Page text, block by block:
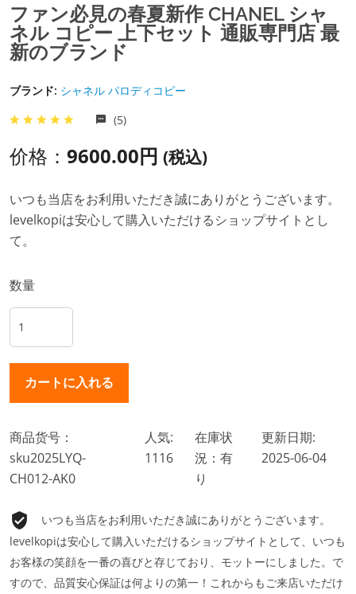
ファン必見の春夏新作 CHANEL シャ
ネル コピー 上下セット 通販専門店 最
新のブランド
ブランド: シャネル パロディコピー
(5)
价格： 9600.00円 (税込)
いつも当店をお利用いただき誠にありがとうございます。
levelkopiは安心して購入いただけるショップサイトとし
て。
数量
商品货号：
sku2025LYQ-
CH012-AK0
人気:
1116
在庫状
況：有
り
更新日期:
2025-06-04
いつも当店をお利用いただき誠にありがとうございます。
levelkopiは安心して購入いただけるショップサイトとして、いつも
お客様の笑顔を一番の喜びと存じており、モットーにしました。で
すので、品質安心保証は何よりの第一！これからもご来店いただけ